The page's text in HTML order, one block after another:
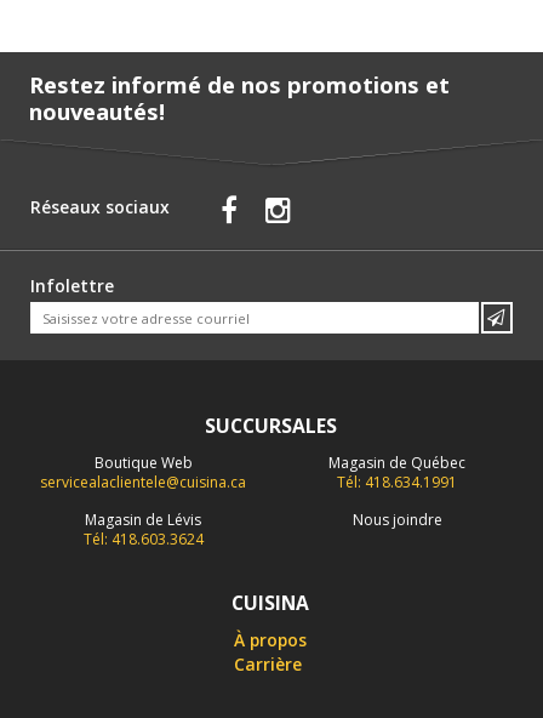
Restez informé de nos promotions et
nouveautés!
Réseaux sociaux
Infolettre
SUCCURSALES
Boutique Web
servicealaclientele@cuisina.ca
Magasin de Québec
Tél: 418.634.1991
Magasin de Lévis
Tél: 418.603.3624
Nous joindre
CUISINA
À propos
Carrière